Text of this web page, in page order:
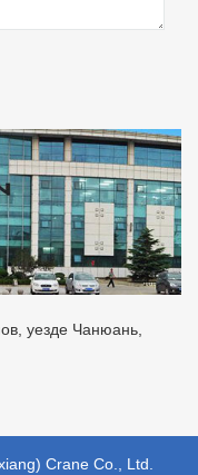
уезде Чанюань,
Crane Co., Ltd.